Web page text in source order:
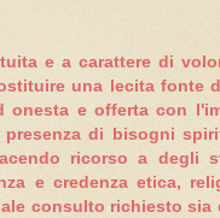
e a carattere di
una lecita
onesta e offerta con
di bisogni
ricorso a degli
e credenza etica,
consulto richiesto